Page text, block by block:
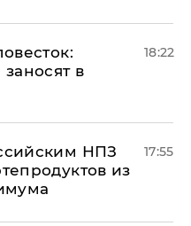
в
18:22
НПЗ
из
17:55